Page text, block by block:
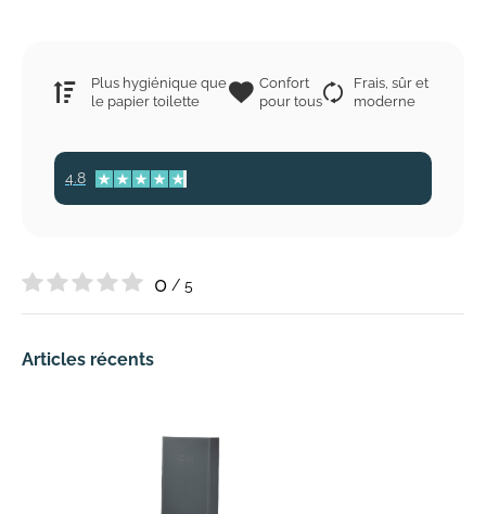
Plus hygiénique que
le papier toilette
Confort
pour tous
Frais, sûr et
moderne
4.8
0 / 5
Articles récents